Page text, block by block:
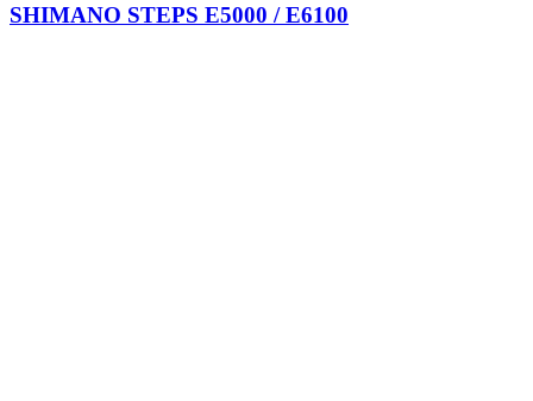
SHIMANO STEPS E5000 / E6100